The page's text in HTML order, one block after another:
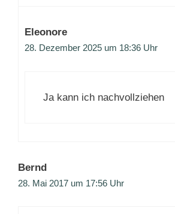
Eleonore
28. Dezember 2025 um 18:36 Uhr
Ja kann ich nachvollziehen
Bernd
28. Mai 2017 um 17:56 Uhr